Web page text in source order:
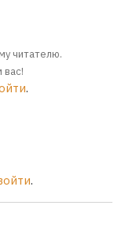
читателю.
вас!
.
.